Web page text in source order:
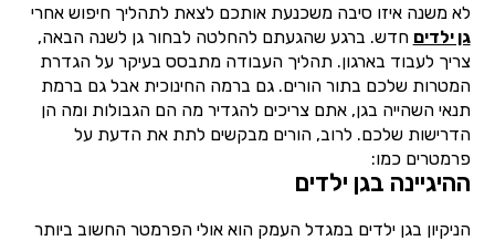
לא משנה איזו סיבה משכנעת אותכם לצאת לתהליך חיפוש אחרי
גן ילדים חדש. ברגע שהגעתם להחלטה לבחור גן לשנה הבאה,
צריך לעבוד בארגון. תהליך העבודה מתבסס בעיקר על הגדרת
המטרות שלכם בתור הורים. גם ברמה החינוכית אבל גם ברמת
תנאי השהייה בגן, אתם צריכים להגדיר מה הם הגבולות ומה הן
הדרישות שלכם. לרוב, הורים מבקשים לתת את הדעת על
פרמטרים כמו:
ההיגיינה בגן ילדים
הניקיון בגן ילדים במגדל העמק הוא אולי הפרמטר החשוב ביותר